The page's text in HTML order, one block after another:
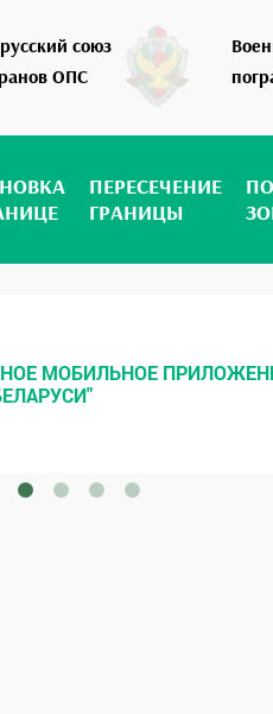
союз
ОПС
ПЕРЕСЕЧЕНИЕ
ГРАНИЦЫ
МОБИЛЬНОЕ